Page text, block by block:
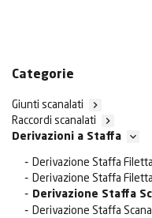
Categorie
Giunti scanalati 
Raccordi scanalati 
Derivazioni a Staffa 
Derivazione Staffa
Derivazione Staffa
Derivazione Staffa
Derivazione Staffa